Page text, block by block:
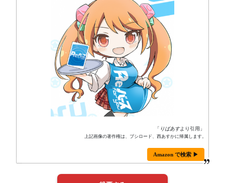
「 りばあすより引用」
上記画像の著作権は、ブシロード、西あすかに帰属します。
Amazon で検索 ▶